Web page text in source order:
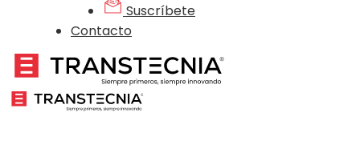
Suscríbete
Contacto